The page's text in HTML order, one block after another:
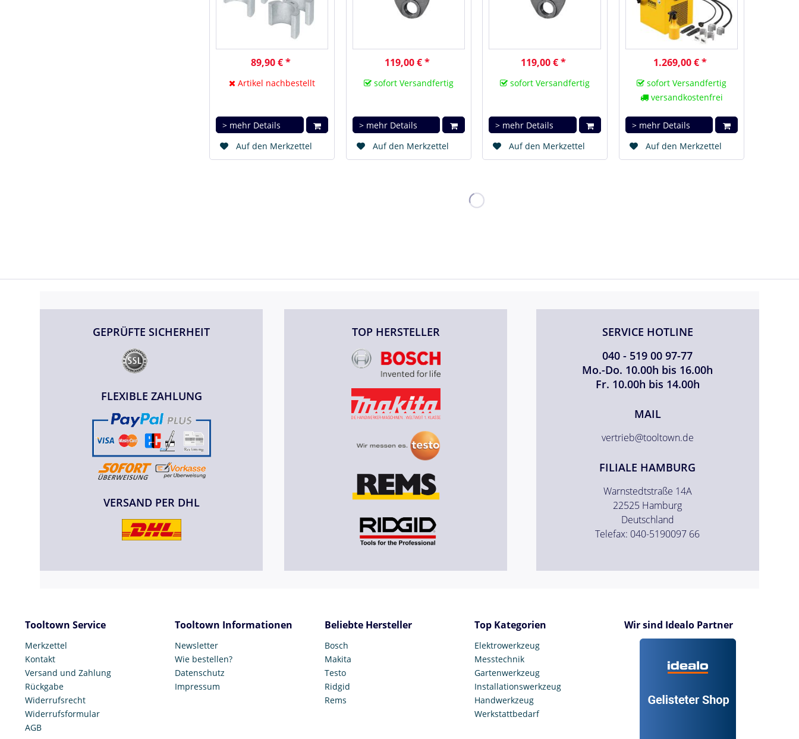
89,90 € *
Artikel nachbestellt
> mehr Details
Auf den Merkzettel
119,00 € *
sofort Versandfertig
> mehr Details
Auf den Merkzettel
119,00 € *
sofort Versandfertig
> mehr Details
Auf den Merkzettel
1.269,00 € *
sofort Versandfertig
versandkostenfrei
> mehr Details
Auf den Merkzettel
GEPRÜFTE SICHERHEIT
FLEXIBLE ZAHLUNG
VERSAND PER DHL
TOP HERSTELLER
SERVICE HOTLINE
040 - 519 00 97-77
Mo.-Do. 10.00h bis 16.00h
Fr. 10.00h bis 14.00h
MAIL
vertrieb@tooltown.de
FILIALE HAMBURG
Warnstedtstraße 14A
22525 Hamburg
Deutschland
Telefax: 040-5190097 66
Tooltown Service
Merkzettel
Kontakt
Versand und Zahlung
Rückgabe
Widerrufsrecht
Widerrufsformular
AGB
Tooltown Informationen
Newsletter
Wie bestellen?
Datenschutz
Impressum
Beliebte Hersteller
Bosch
Makita
Testo
Ridgid
Rems
Top Kategorien
Elektrowerkzeug
Messtechnik
Gartenwerkzeug
Installationswerkzeug
Handwerkzeug
Werkstattbedarf
Wir sind Idealo Partner